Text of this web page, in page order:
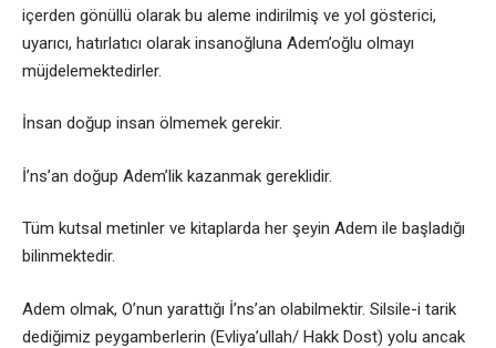
içerden gönüllü olarak bu aleme indirilmiş ve yol gösterici,
uyarıcı, hatırlatıcı olarak insanoğluna Adem’oğlu olmayı
müjdelemektedirler.
İnsan doğup insan ölmemek gerekir.
İ’ns’an doğup Adem’lik kazanmak gereklidir.
Tüm kutsal metinler ve kitaplarda her şeyin Adem ile başladığı
bilinmektedir.
Adem olmak, O’nun yarattığı İ’ns’an olabilmektir. Silsile-i tarik
dediğimiz peygamberlerin (Evliya’ullah/ Hakk Dost) yolu ancak